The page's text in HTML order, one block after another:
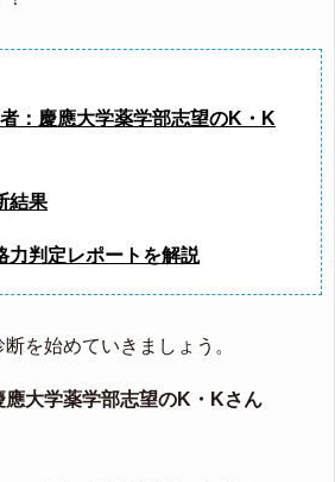
：慶應大学薬学部志望のK・K
結果
力判定レポートを解説
を始めていきましょう。
應大学薬学部志望のK・Kさん